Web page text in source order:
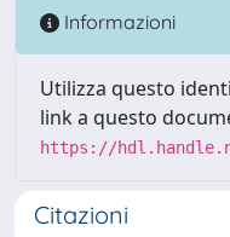
Informazioni
Utilizza questo
link a questo
https://
Citazioni